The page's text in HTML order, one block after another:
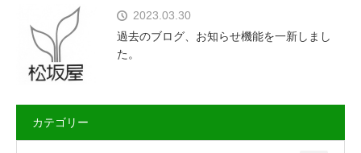
2023.03.30
過去のブログ、お知らせ機能を一新しまし
た。
カテゴリー